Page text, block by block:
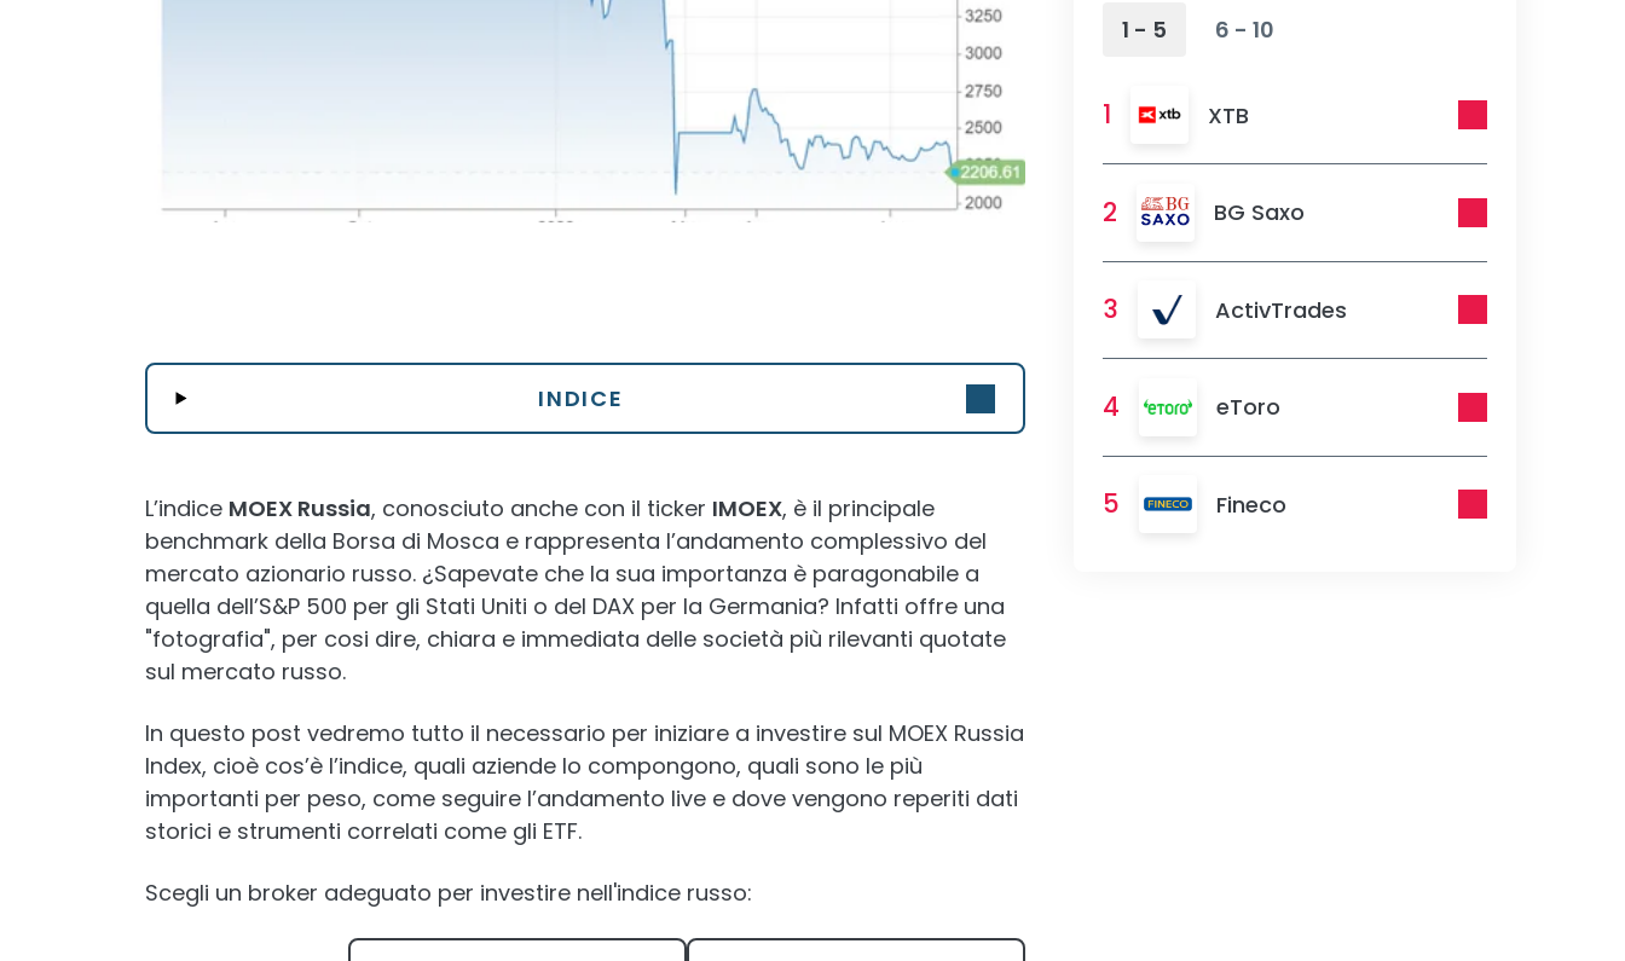
INDICE
L’indice MOEX Russia, conosciuto anche con il ticker IMOEX, è il principale
benchmark della Borsa di Mosca e rappresenta l’andamento complessivo del
mercato azionario russo. ¿Sapevate che la sua importanza è paragonabile a
quella dell’S&P 500 per gli Stati Uniti o del DAX per la Germania? Infatti offre una
"fotografia", per cosi dire, chiara e immediata delle società più rilevanti quotate
sul mercato russo.
In questo post vedremo tutto il necessario per iniziare a investire sul MOEX Russia
Index, cioè cos’è l’indice, quali aziende lo compongono, quali sono le più
importanti per peso, come seguire l’andamento live e dove vengono reperiti dati
storici e strumenti correlati come gli ETF.
Scegli un broker adeguato per investire nell'indice russo:
1 - 5 6 - 10
1 XTB
2 BG Saxo
3 ActivTrades
4 eToro
5 Fineco